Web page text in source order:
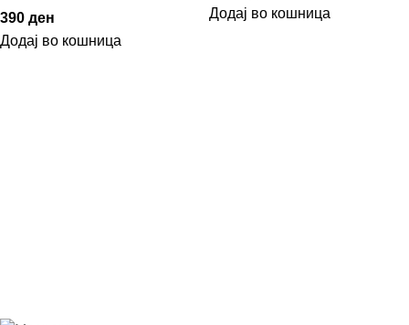
390 ден
Додај во кошница
Додај во кошница